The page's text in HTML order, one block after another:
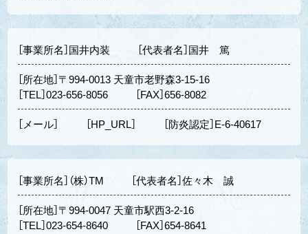
［事業所名］国井内装 ［代表者名］国井 篤
［所在地］〒994-0013 天童市老野森3-15-16
［TEL］023-656-8056
［FAX］656-8082
［メール］ ［HP_URL］ ［防炎認定］E-6-40617
［事業所名］（株）TM ［代表者名］佐々木 誠
［所在地］〒994-0047 天童市駅西3-2-16
［TEL］023-654-8640
［FAX］654-8641